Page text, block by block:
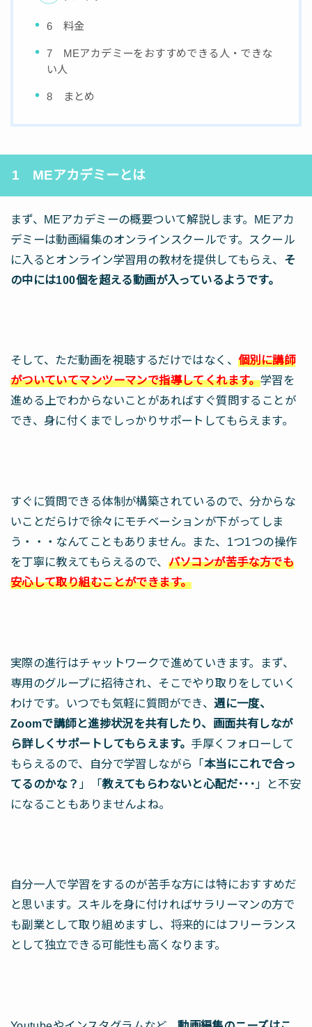
6 料金
7 MEアカデミーをおすすめできる人・できな
い人
8 まとめ
1 MEアカデミーとは
まず、MEアカデミーの概要ついて解説します。MEアカ
デミーは動画編集のオンラインスクールです。スクール
に入るとオンライン学習用の教材を提供してもらえ、 そ
の中には100個を超える動画が入っているようです。
そして、ただ動画を視聴するだけではなく、個別に講師
がついていてマンツーマンで指導してくれます。学習を
進める上でわからないことがあればすぐ質問することが
でき、身に付くまでしっかりサポートしてもらえます。
すぐに質問できる体制が構築されているので、分からな
いことだらけで徐々にモチベーションが下がってしま
う・・・なんてこともありません。また、1つ1つの操作
を丁寧に教えてもらえるので、 パソコンが苦手な方でも
安心して取り組むことができます。
実際の進行はチャットワークで進めていきます。まず、
専用のグループに招待され、そこでやり取りをしていく
わけです。いつでも気軽に質問ができ、週に一度、
Zoomで講師と進捗状況を共有したり、画面共有しなが
ら詳しくサポートしてもらえます。 手厚くフォローして
もらえるので、自分で学習しながら「本当にこれで合っ
てるのかな？ 」「教えてもらわないと心配だ･･･ 」と不安
になることもありませんよね。
自分一人で学習をするのが苦手な方には特におすすめだ
と思います。スキルを身に付ければサラリーマンの方で
も副業として取り組めますし、将来的にはフリーランス
として独立できる可能性も高くなります。